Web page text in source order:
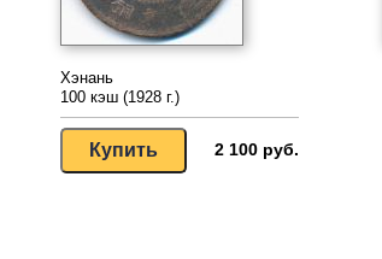
Хэнань
100 кэш (1928 г.)
2 100 руб.